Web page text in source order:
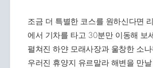
조금 더 특별한 코스를 원하신다면
에서 기차를 타고 30분만 이동해 보
펼쳐진 하얀 모래사장과 울창한 소
우러진 휴양지 유르말라 해변을 만